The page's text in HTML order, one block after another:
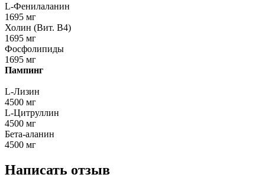
L-Фенилаланин
1695 мг
Холин (Вит. В4)
1695 мг
Фосфолипиды
1695 мг
Пампинг
L-Лизин
4500 мг
L-Цитруллин
4500 мг
Бета-аланин
4500 мг
Написать отзыв